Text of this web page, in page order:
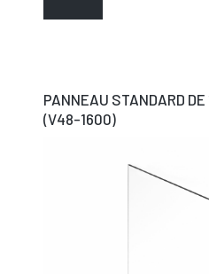
PANNEAU STANDARD DE
(V48-1600)